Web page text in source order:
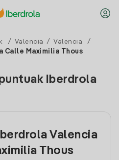
/ Valencia / Valencia
/
Calle Maximilia Thous
Iberdrola
Valencia
Thous